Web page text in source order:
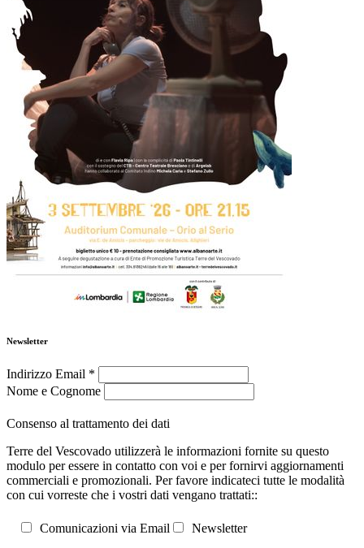
Newsletter
Indirizzo Email *
Nome e Cognome
Consenso al trattamento dei dati
Terre del Vescovado utilizzerà le informazioni fornite su questo
modulo per essere in contatto con voi e per fornirvi aggiornamenti
commerciali e promozionali. Per favore indicateci tutte le modalità
con cui vorreste che i vostri dati vengano trattati::
Comunicazioni via Email
Newsletter